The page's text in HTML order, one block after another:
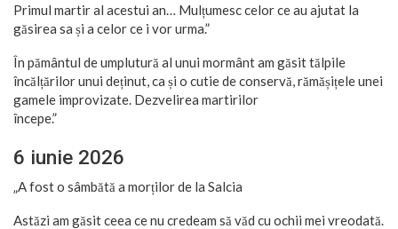
Primul martir al acestui an… Mulțumesc celor ce au ajutat la
găsirea sa și a celor ce i vor urma.”
În pământul de umplutură al unui mormânt am găsit tălpile
încălțărilor unui deținut, ca și o cutie de conservă, rămășițele unei
gamele improvizate. Dezvelirea martirilor
6 iunie 2026
„A fost o sâmbătă a morților de la Salcia
Astăzi am găsit ceea ce nu credeam să văd cu ochii mei vreodată.